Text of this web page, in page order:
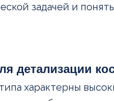
задачей и
детализации
характерны